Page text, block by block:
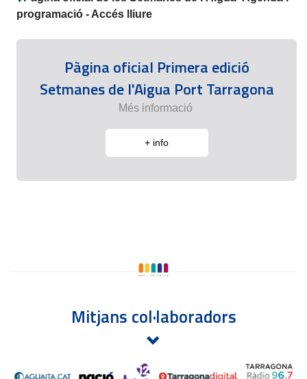
programació - Accés lliure
Pàgina oficial Primera edició
Setmanes de l'Aigua Port Tarragona
Més informació
+ info
Mitjans col·laboradors